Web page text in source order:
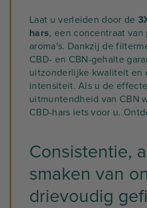
Laat u verleiden door de
hars, een concentraat
aroma's. Dankzij de
CBD- en CBN-gehalte
uitzonderlijke kwaliteit en
intensiteit. Als u de
uitmuntendheid van CBN
CBD-hars iets voor u.
Consistentie,
smaken van
drievoudig